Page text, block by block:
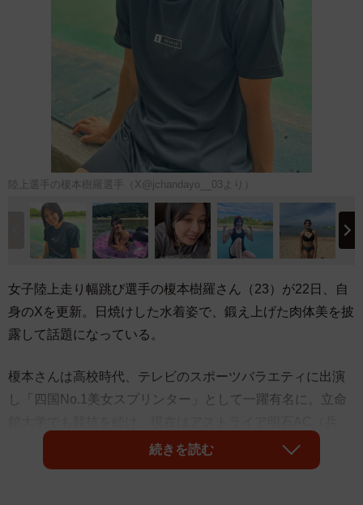
陸上選手の榎本樹羅選手（X@jchandayo__03より）
女子陸上走り幅跳び選手の榎本樹羅さん（23）が22日、自
身のXを更新。日焼けした水着姿で、鍛え上げた肉体美を披
露して話題になっている。
榎本さんは高校時代、テレビのスポーツバラエティに出演
し「四国No.1美女スプリンター」として一躍有名に。立命
続きを読む